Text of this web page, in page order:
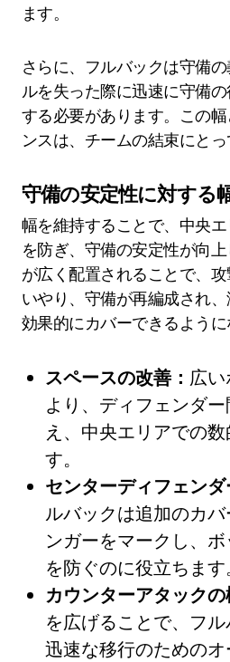
ます。
さらに、フルバックは守備
ルを失った際に迅速に守備
する必要があります。この
ンスは、チームの結束にとっ
守備の安定性に対する
幅を維持することで、中央
を防ぎ、守備の安定性が向
が広く配置されることで、
いやり、守備が再編成され
効果的にカバーできるように
スペースの改善： 広
より、ディフェンダ
え、中央エリアでの
す。
センターディフェンダ
ルバックは追加のカ
ンガーをマークし、
を防ぐのに役立ちます
カウンターアタックの
を広げることで、フ
迅速な移行のための